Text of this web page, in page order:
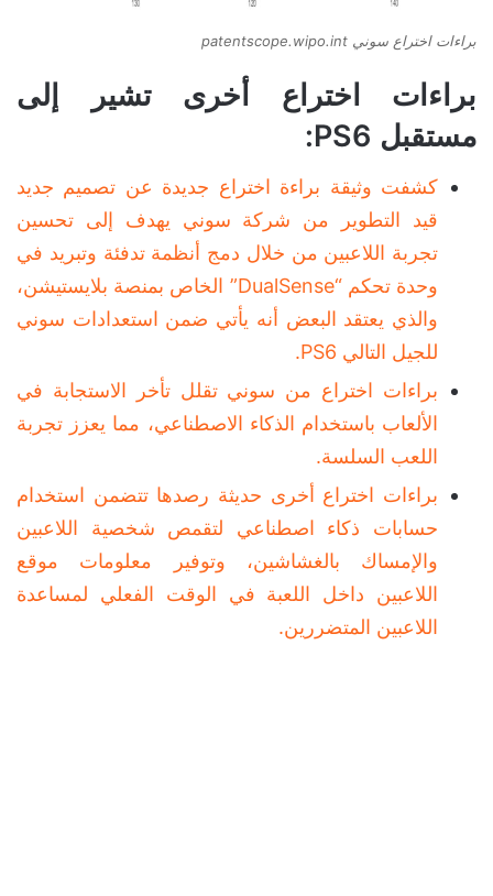
براءات اختراع سوني patentscope.wipo.int
براءات اختراع أخرى تشير إلى
مستقبل PS6:
كشفت وثيقة براءة اختراع جديدة عن تصميم جديد
قيد التطوير من شركة سوني يهدف إلى تحسين
تجربة اللاعبين من خلال دمج أنظمة تدفئة وتبريد في
وحدة تحكم “DualSense” الخاص بمنصة بلايستيشن،
والذي يعتقد البعض أنه يأتي ضمن استعدادات سوني
للجيل التالي PS6.
براءات اختراع من سوني تقلل تأخر الاستجابة في
الألعاب باستخدام الذكاء الاصطناعي، مما يعزز تجربة
اللعب السلسة.
براءات اختراع أخرى حديثة رصدها تتضمن استخدام
حسابات ذكاء اصطناعي لتقمص شخصية اللاعبين
والإمساك بالغشاشين، وتوفير معلومات موقع
اللاعبين داخل اللعبة في الوقت الفعلي لمساعدة
اللاعبين المتضررين.